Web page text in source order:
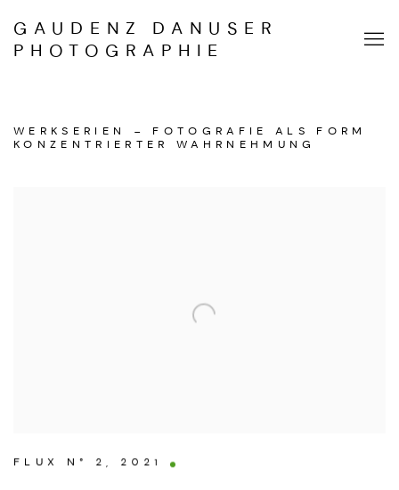
GAUDENZ DANUSER
PHOTOGRAPHIE
WERKSERIEN – FOTOGRAFIE ALS FORM
KONZENTRIERTER WAHRNEHMUNG
FLUX N° 2, 2021